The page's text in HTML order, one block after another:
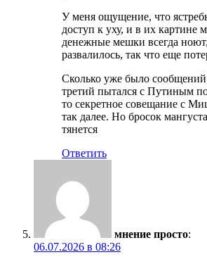
У меня ощущение, что
доступ к уху, и в их картине
денежные мешки всегда
развалилось, так что еще
Сколько уже было
третий пытался с Путиным
то секретное совещание с
так далее. Но бросок
тянется
Ответить
мнение просто:
06.07.2026 в 08:26